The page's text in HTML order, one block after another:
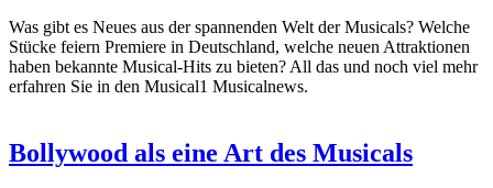
Was gibt es Neues aus der spannenden Welt der Musicals? Welche
Stücke feiern Premiere in Deutschland, welche neuen Attraktionen
haben bekannte Musical-Hits zu bieten? All das und noch viel mehr
erfahren Sie in den Musical1 Musicalnews.
Bollywood als eine Art des Musicals